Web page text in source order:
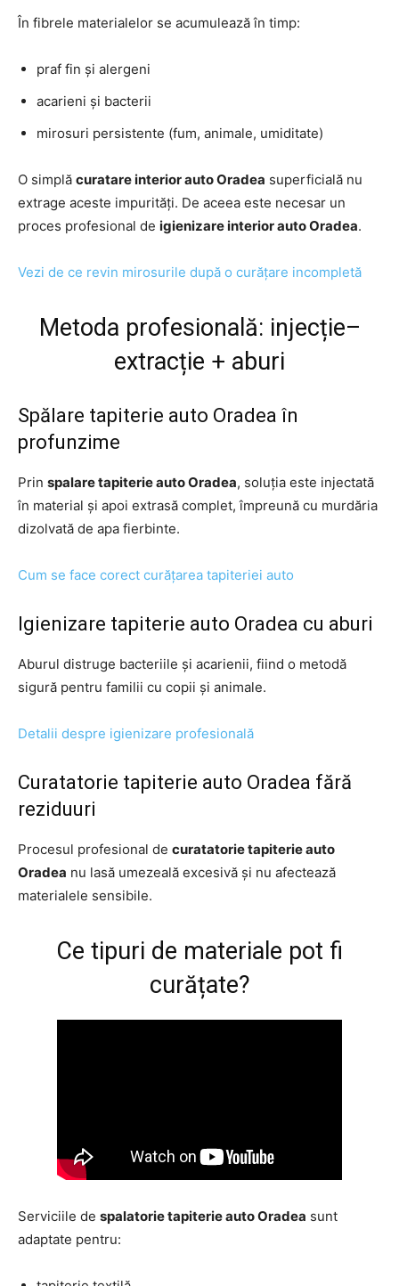
În fibrele materialelor se acumulează în timp:
praf fin și alergeni
acarieni și bacterii
mirosuri persistente (fum, animale, umiditate)
O simplă curatare interior auto Oradea superficială nu
extrage aceste impurități. De aceea este necesar un
proces profesional de igienizare interior auto Oradea.
Vezi de ce revin mirosurile după o curățare incompletă
Metoda profesională: injecție–
extracție + aburi
Spălare tapiterie auto Oradea în
profunzime
Prin spalare tapiterie auto Oradea, soluția este injectată
în material și apoi extrasă complet, împreună cu murdăria
dizolvată de apa fierbinte.
Cum se face corect curățarea tapiteriei auto
Igienizare tapiterie auto Oradea cu aburi
Aburul distruge bacteriile și acarienii, fiind o metodă
sigură pentru familii cu copii și animale.
Detalii despre igienizare profesională
Curatatorie tapiterie auto Oradea fără
reziduuri
Procesul profesional de curatatorie tapiterie auto
Oradea nu lasă umezeală excesivă și nu afectează
materialele sensibile.
Ce tipuri de materiale pot fi
curățate?
Serviciile de spalatorie tapiterie auto Oradea sunt
adaptate pentru: